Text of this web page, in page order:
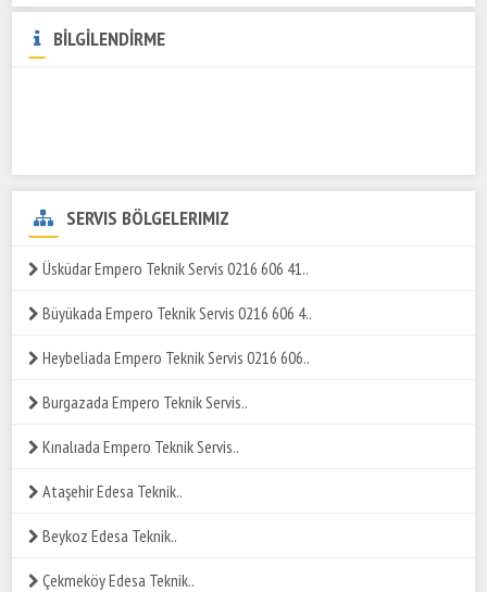
BİLGİLENDİRME
SERVIS BÖLGELERIMIZ
Üsküdar Empero Teknik Servis 0216 606 41..
Büyükada Empero Teknik Servis 0216 606 4..
Heybeliada Empero Teknik Servis 0216 606..
Burgazada Empero Teknik Servis..
Kınalıada Empero Teknik Servis..
Ataşehir Edesa Teknik..
Beykoz Edesa Teknik..
Çekmeköy Edesa Teknik..